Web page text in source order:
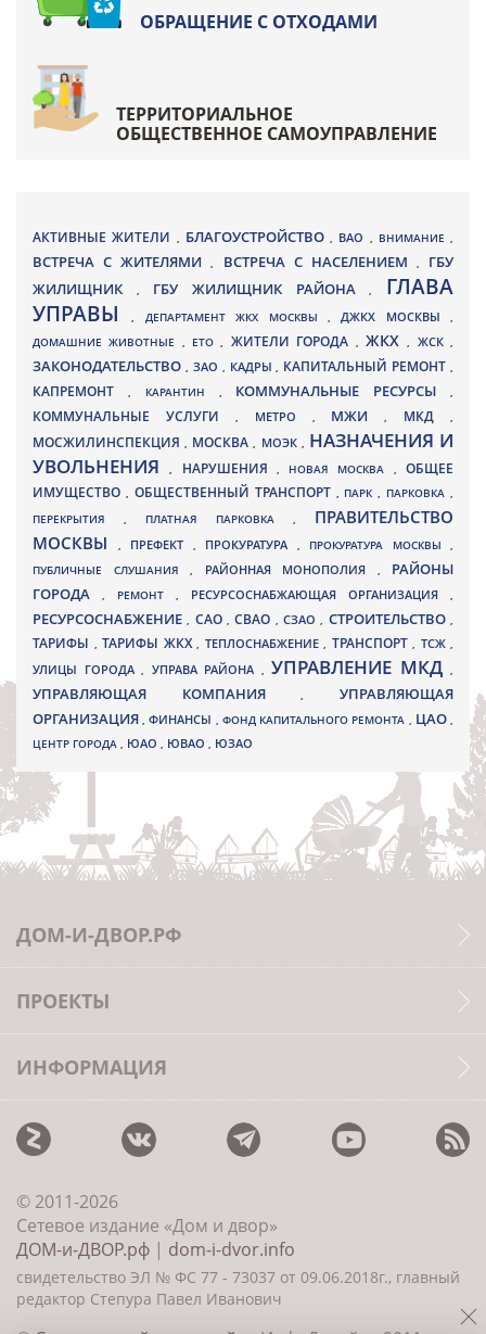
ОБРАЩЕНИЕ С ОТХОДАМИ
ТЕРРИТОРИАЛЬНОЕ
ОБЩЕСТВЕННОЕ САМОУПРАВЛЕНИЕ
АКТИВНЫЕ ЖИТЕЛИ , БЛАГОУСТРОЙСТВО , ВАО , ВНИМАНИЕ ,
ВСТРЕЧА С ЖИТЕЛЯМИ, ВСТРЕЧА С НАСЕЛЕНИЕМ , ГБУ
ЖИЛИЩНИК
, ГБУ ЖИЛИЩНИК РАЙОНА, ГЛАВА
УПРАВЫ, ДЕПАРТАМЕНТ ЖКХ МОСКВЫ ,ДЖКХ МОСКВЫ ,
ДОМАШНИЕ ЖИВОТНЫЕ , ЕТО, ЖИТЕЛИ ГОРОДА , ЖКХ, ЖСК,
ЗАКОНОДАТЕЛЬСТВО , ЗАО , КАДРЫ, КАПИТАЛЬНЫЙ РЕМОНТ ,
КАПРЕМОНТ , КАРАНТИН , КОММУНАЛЬНЫЕ РЕСУРСЫ,
КОММУНАЛЬНЫЕ УСЛУГИ , МЕТРО , МЖИ, МКД ,
МОСЖИЛИНСПЕКЦИЯ, МОСКВА , МОЭК , НАЗНАЧЕНИЯ И
УВОЛЬНЕНИЯ, НАРУШЕНИЯ , НОВАЯ МОСКВА ,ОБЩЕЕ
ИМУЩЕСТВО , ОБЩЕСТВЕННЫЙ ТРАНСПОРТ , ПАРК, ПАРКОВКА ,
ПЕРЕКРЫТИЯ , ПЛАТНАЯ ПАРКОВКА , ПРАВИТЕЛЬСТВО
МОСКВЫ
, ПРЕФЕКТ , ПРОКУРАТУРА , ПРОКУРАТУРА МОСКВЫ ,
ПУБЛИЧНЫЕ СЛУШАНИЯ , РАЙОННАЯ МОНОПОЛИЯ , РАЙОНЫ
ГОРОДА
, РЕМОНТ , РЕСУРСОСНАБЖАЮЩАЯ ОРГАНИЗАЦИЯ ,
РЕСУРСОСНАБЖЕНИЕ, САО,СВАО ,СЗАО, СТРОИТЕЛЬСТВО,
ТАРИФЫ , ТАРИФЫ ЖКХ , ТЕПЛОСНАБЖЕНИЕ , ТРАНСПОРТ , ТСЖ ,
УЛИЦЫ ГОРОДА , УПРАВА РАЙОНА , УПРАВЛЕНИЕ МКД ,
УПРАВЛЯЮЩАЯ КОМПАНИЯ,УПРАВЛЯЮЩАЯ
ОРГАНИЗАЦИЯ,ФИНАНСЫ , ФОНД КАПИТАЛЬНОГО РЕМОНТА , ЦАО,
ЦЕНТР ГОРОДА , ЮАО , ЮВАО , ЮЗАО
ДОМ-И-ДВОР.РФ
ПРОЕКТЫ
ИНФОРМАЦИЯ
© 2011-2026
Сетевое издание «Дом и двор»
ДОМ-и-ДВОР.рф | dom-i-dvor.info
свидетельство ЭЛ № ФС 77 - 73037 от 09.06.2018г., главный
редактор Степура Павел Иванович